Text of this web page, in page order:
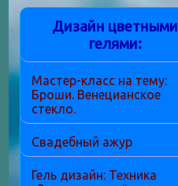
Дизайн цветными
гелями:
Мастер-класс на тему:
Броши. Венецианское
стекло.
Свадебный ажур
Гель дизайн: Техника